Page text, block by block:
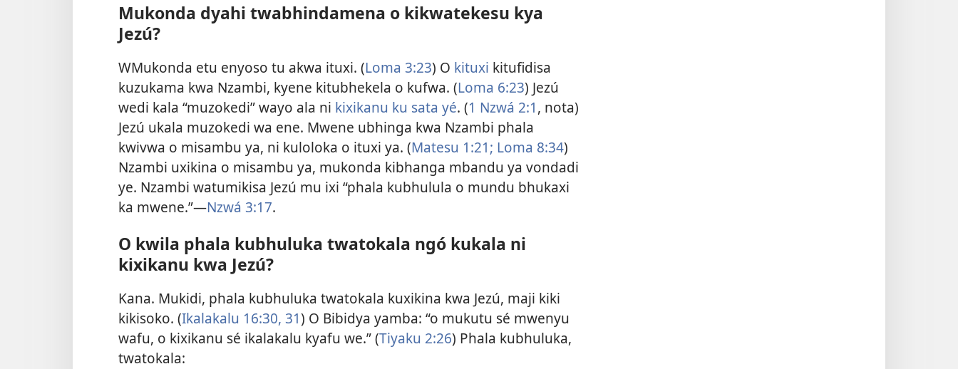
Mukonda dyahi twabhindamena o kikwatekesu kya
Jezú?
WMukonda etu enyoso tu akwa ituxi. (Loma 3:23) O kituxi kitufidisa
kuzukama kwa Nzambi, kyene kitubhekela o kufwa. (Loma 6:23) Jezú
wedi kala “muzokedi” wayo ala ni kixikanu ku sata yé. (1 Nzwá 2:1, nota)
Jezú ukala muzokedi wa ene. Mwene ubhinga kwa Nzambi phala
kwivwa o misambu ya, ni kuloloka o ituxi ya. (Matesu 1:21; Loma 8:34)
Nzambi uxikina o misambu ya, mukonda kibhanga mbandu ya vondadi
ye. Nzambi watumikisa Jezú mu ixi “phala kubhulula o mundu bhukaxi
ka mwene.”—Nzwá 3:17.
O kwila phala kubhuluka twatokala ngó kukala ni
kixikanu kwa Jezú?
Kana. Mukidi, phala kubhuluka twatokala kuxikina kwa Jezú, maji kiki
kikisoko. (Ikalakalu 16:30, 31) O Bibidya yamba: “o mukutu sé mwenyu
wafu, o kixikanu sé ikalakalu kyafu we.” (Tiyaku 2:26) Phala kubhuluka,
twatokala: